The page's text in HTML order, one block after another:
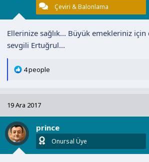
Çeviri & Balonlama
Ellerinize sağlık... Büyük emekleriniz
sevgili Ertuğrul...
T
i
l
e
r
4 people
19 Ara 2017
prince
Onursal Üye